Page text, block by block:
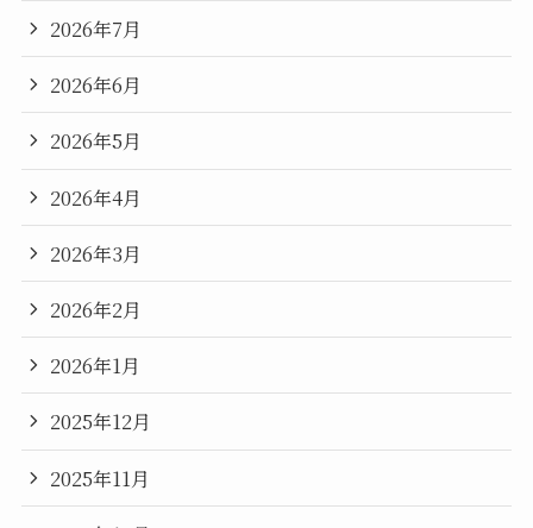
2026年7月
2026年6月
2026年5月
2026年4月
2026年3月
2026年2月
2026年1月
2025年12月
2025年11月